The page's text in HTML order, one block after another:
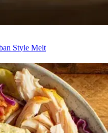
Style Melt